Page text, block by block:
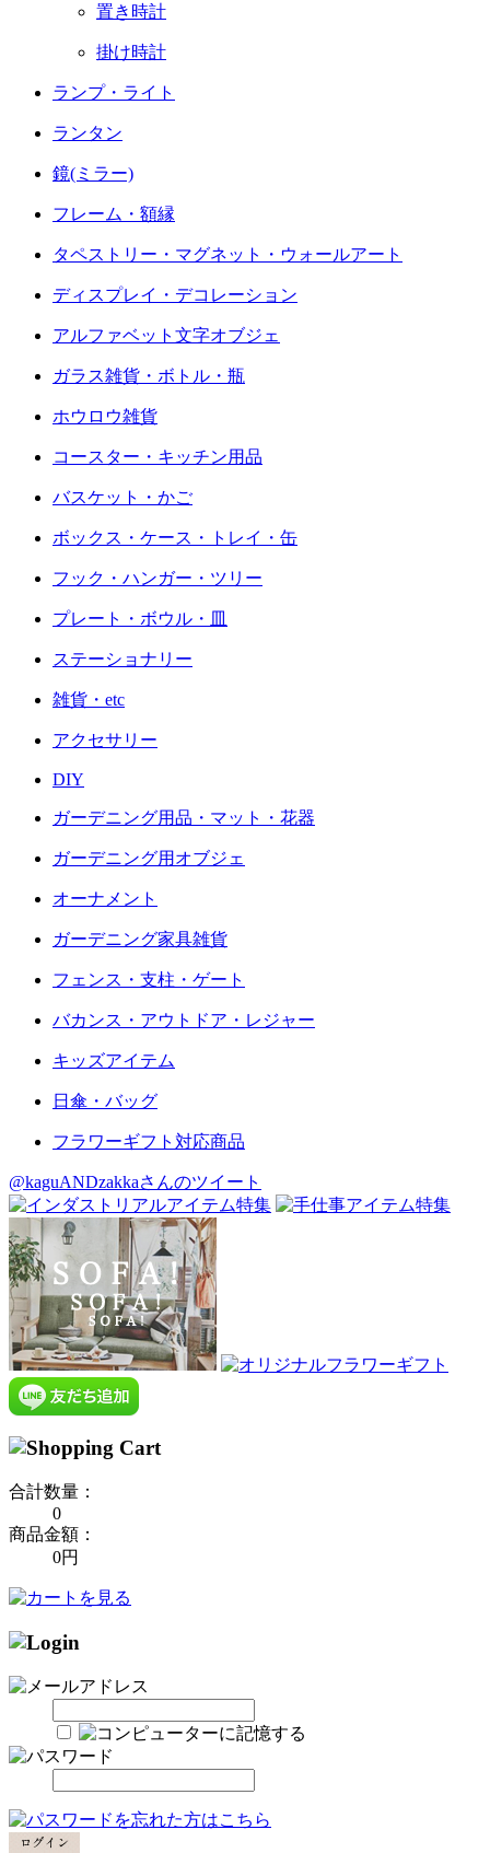
置き時計
掛け時計
ランプ・ライト
ランタン
鏡(ミラー)
フレーム・額縁
タペストリー・マグネット・ウォールアート
ディスプレイ・デコレーション
アルファベット文字オブジェ
ガラス雑貨・ボトル・瓶
ホウロウ雑貨
コースター・キッチン用品
バスケット・かご
ボックス・ケース・トレイ・缶
フック・ハンガー・ツリー
プレート・ボウル・皿
ステーショナリー
雑貨・etc
アクセサリー
DIY
ガーデニング用品・マット・花器
ガーデニング用オブジェ
オーナメント
ガーデニング家具雑貨
フェンス・支柱・ゲート
バカンス・アウトドア・レジャー
キッズアイテム
日傘・バッグ
フラワーギフト対応商品
@kaguANDzakkaさんのツイート
合計数量：
0
商品金額：
0円